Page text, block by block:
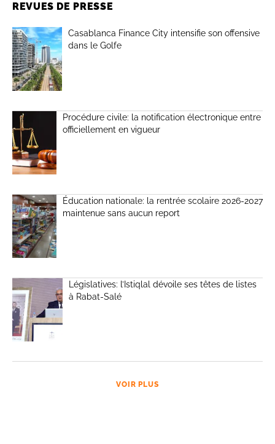
REVUES DE PRESSE
Casablanca Finance City intensifie son offensive
dans le Golfe
Procédure civile: la notification électronique entre
officiellement en vigueur
Éducation nationale: la rentrée scolaire 2026-2027
maintenue sans aucun report
Législatives: l’Istiqlal dévoile ses têtes de listes
à Rabat-Salé
VOIR PLUS